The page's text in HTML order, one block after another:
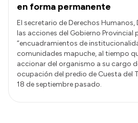
en forma permanente
El secretario de Derechos Humanos,
las acciones del Gobierno Provincial
“encuadramientos de
comunidades mapuche, al tiempo
accionar del organismo a su cargo
ocupación del predio de Cuesta del
18 de septiembre pasado.